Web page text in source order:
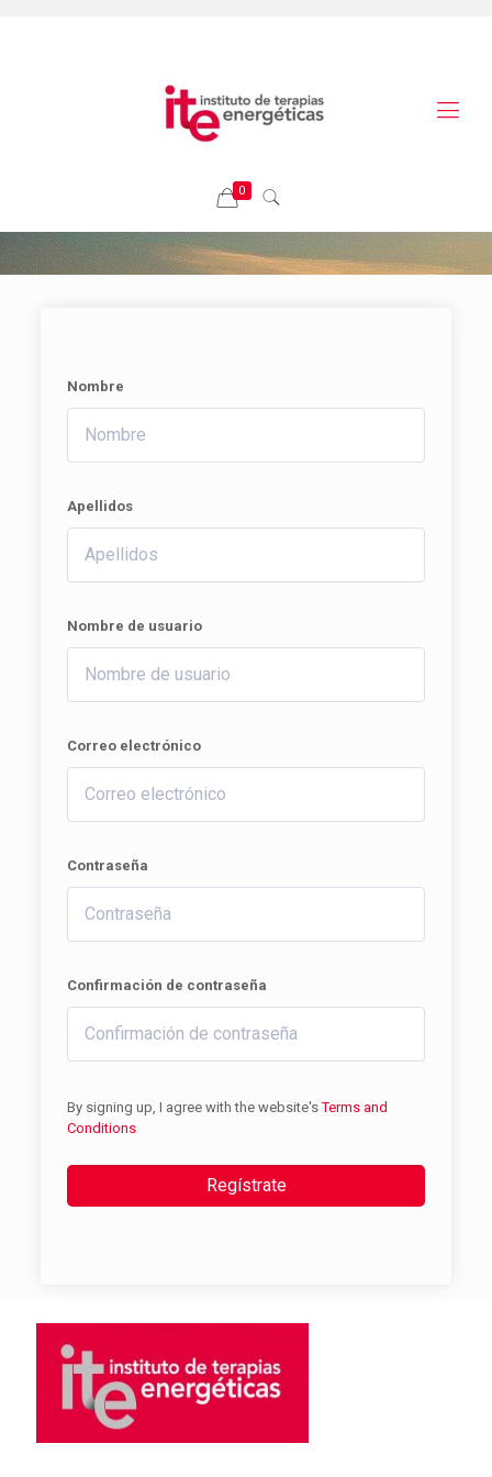
0
Nombre
Apellidos
Nombre de usuario
Correo electrónico
Contraseña
Confirmación de contraseña
By signing up, I agree with the website'sTerms and
Conditions
Regístrate